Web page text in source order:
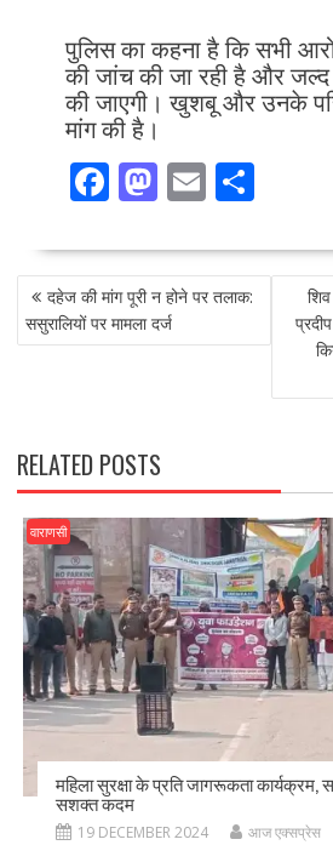
पुलिस का कहना है कि सभी
की जांच की जा रही है और जल्द
की जाएगी। खुशबू और उनके
मांग की है।
F
e
b
o
M
to
d
o
E
ai
l
S
ar
POST
NAVIGATION
दहेज की मांग पूरी न होने पर तलाक:
ससुरालियों पर मामला दर्ज
RELATED POSTS
वाराणसी
महिला सुरक्षा के प्रति जागरूकता कार्यक्रम,
सशक्त कदम
19 DECEMBER 2024 आज एक्सप्रेस